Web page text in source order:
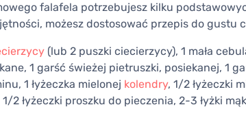
falafela potrzebujesz kilku
możesz dostosować przepis do gustu
(lub 2 puszki ciecierzycy), 1 mała
1 garść świeżej pietruszki, posiekanej, 1
1 łyżeczka mielonej kolendry, 1/2 łyżeczki
1/2 łyżeczki proszku do pieczenia, 2-3 łyżki